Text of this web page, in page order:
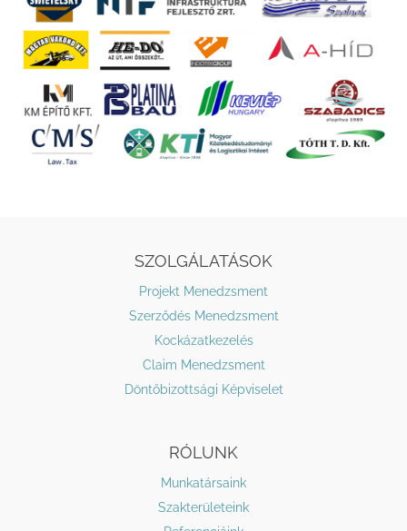
SZOLGÁLATÁSOK
Projekt Menedzsment
Szerződés Menedzsment
Kockázatkezelés
Claim Menedzsment
Döntőbizottsági Képviselet
RÓLUNK
Munkatársaink
Szakterületeink